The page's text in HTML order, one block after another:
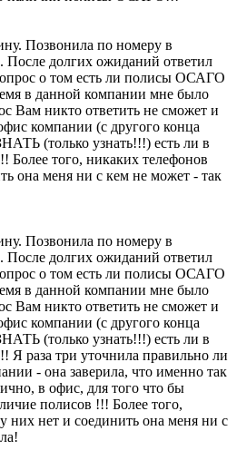
Позвонила по номеру в
После долгих ожиданий ответил
о том есть ли полисы ОСАГО
в данной компании мне было
Вам никто ответить не сможет и
компании (с другого конца
(только узнать!!!) есть ли в
того, никаких телефонов
она меня ни с кем не может - так
Позвонила по номеру в
После долгих ожиданий ответил
о том есть ли полисы ОСАГО
в данной компании мне было
Вам никто ответить не сможет и
компании (с другого конца
(только узнать!!!) есть ли в
раза три уточнила правильно ли
- она заверила, что именно так
в офис, для того что бы
полисов !!! Более того,
них нет и соединить она меня ни с